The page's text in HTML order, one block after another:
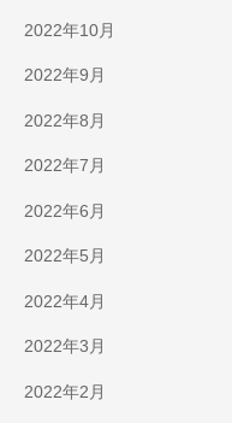
2022年10月
2022年9月
2022年8月
2022年7月
2022年6月
2022年5月
2022年4月
2022年3月
2022年2月